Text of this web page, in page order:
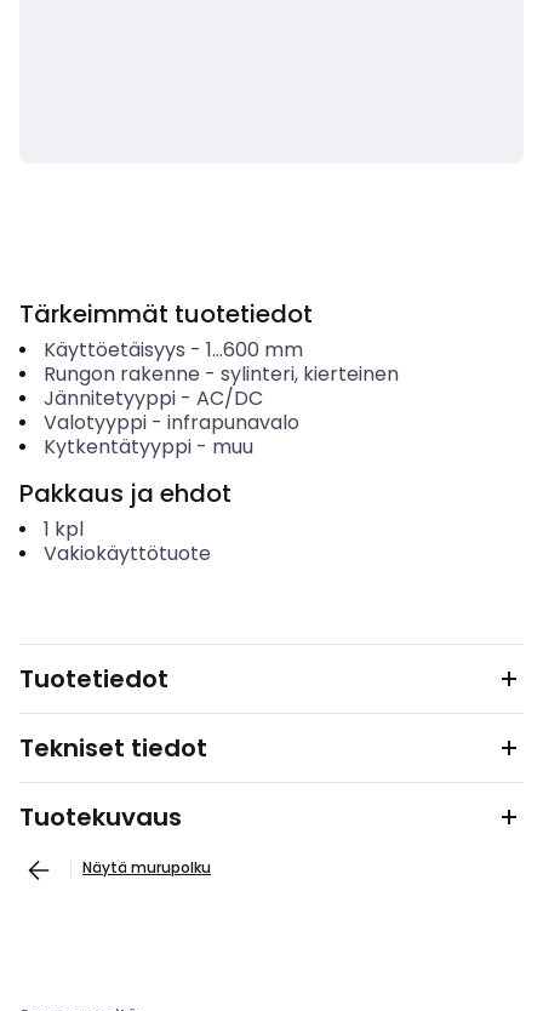
Tärkeimmät tuotetiedot
Käyttöetäisyys - 1...600 mm
Rungon rakenne - sylinteri, kierteinen
Jännitetyyppi- AC/DC
Valotyyppi- infrapunavalo
Kytkentätyyppi- muu
Pakkaus ja ehdot
1 kpl
Vakiokäyttötuote
Tuotetiedot
Tekniset tiedot
Tuotekuvaus
Näytä murupolku